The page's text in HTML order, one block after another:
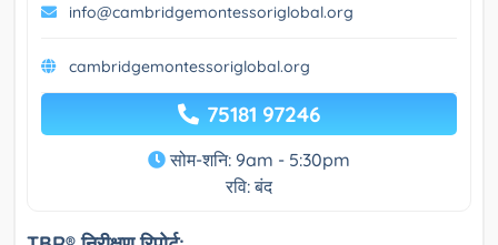
info@cambridgemontessoriglobal.org
cambridgemontessoriglobal.org
75181 97246
सोम-शनि: 9am - 5:30pm
रवि: बंद